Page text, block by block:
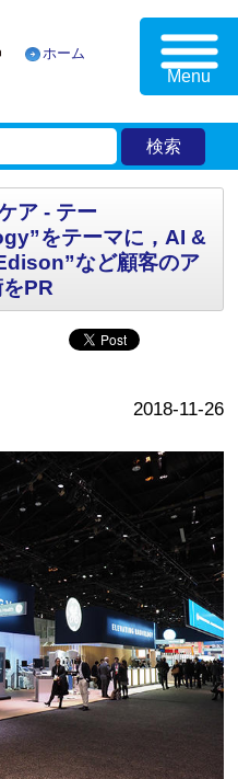
ホーム
Menu
ア - テー
をテーマに，AI &
など顧客のア
PR
2018-11-26